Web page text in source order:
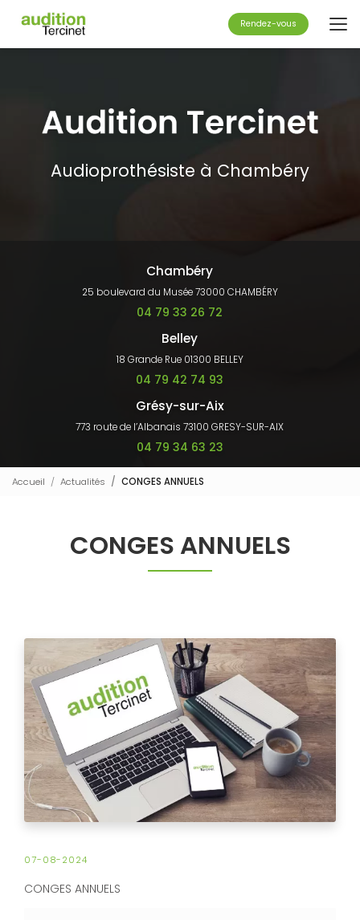
contenu
principal
Rendez-vous
Audioprothésiste à Chambéry
Chambéry
25 boulevard du Musée 73000 CHAMBÉRY
04 79 33 26 72
Belley
18 Grande Rue 01300 BELLEY
04 79 42 74 93
Grésy-sur-Aix
773 route de l’Albanais 73100 GRESY-SUR-AIX
04 79 34 63 23
Accueil Actualités CONGES ANNUELS
CONGES ANNUELS
07-08-2024
CONGES ANNUELS